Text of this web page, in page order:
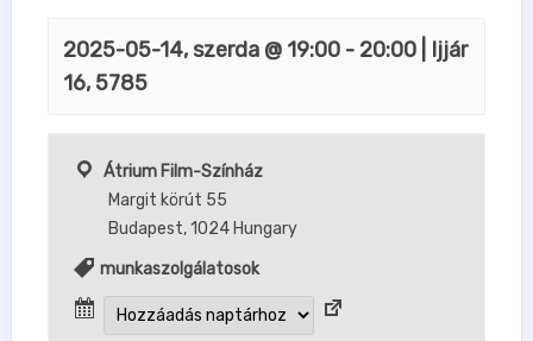
2025-05-14, szerda @ 19:00 - 20:00 | Ijjár
16, 5785
Átrium Film-Színház
Margit körút 55
Budapest,1024 Hungary
munkaszolgálatosok